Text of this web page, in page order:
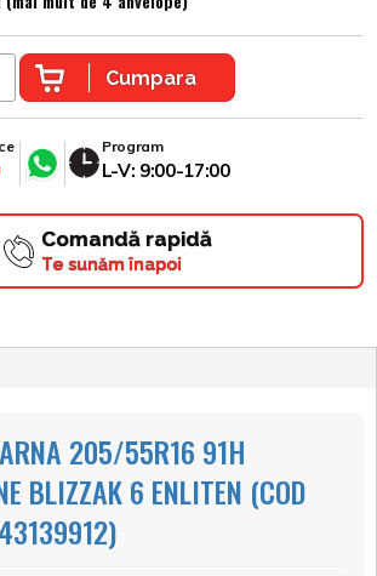
Cumpara
Program
L-V: 9:00-17:00
Comandă rapidă
Te sunăm înapoi
205/55R16 91H
BLIZZAK 6 ENLITEN (COD